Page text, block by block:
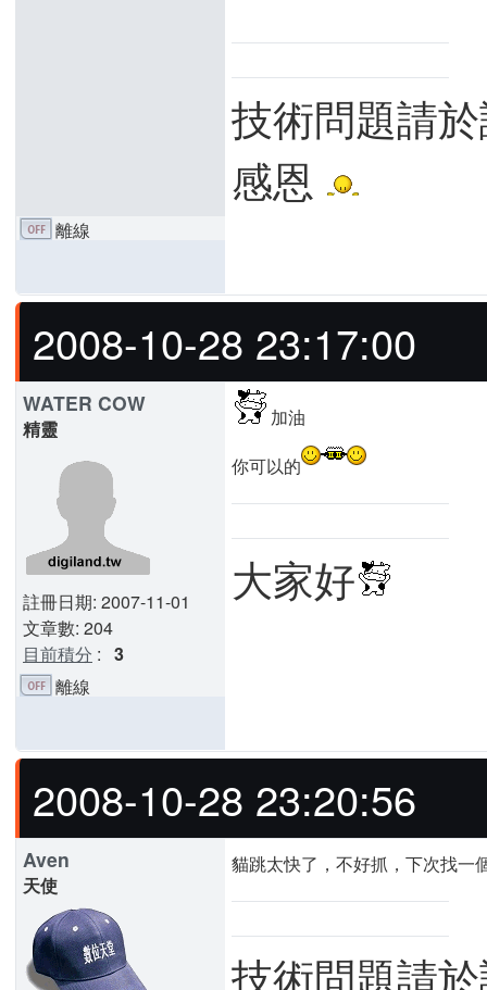
技術問題請
感恩
離線
2008-10-28 23:17:00
WATER COW
精靈
註冊日期: 2007-11-01
文章數: 204
目前積分 : 3
加油
你可以的
大家好
離線
2008-10-28 23:20:56
Aven
天使
貓跳太快了，不好抓，下次找一
技術問題請